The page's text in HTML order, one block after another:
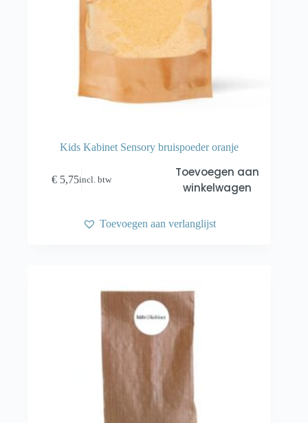
Kids Kabinet Sensory bruispoeder oranje
€ 5,75incl. btw
Toevoegen aan
winkelwagen
Toevoegen aan verlanglijst